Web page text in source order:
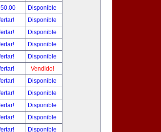
Disponible
Disponible
Disponible
Disponible
Disponible
Vendido!
Disponible
Disponible
Disponible
Disponible
Disponible